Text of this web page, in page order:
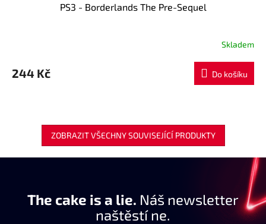
PS3 - Borderlands The Pre-Sequel
Skladem
244 Kč Do košíku
ZOBRAZIT VŠECHNY SOUVISEJÍCÍ PRODUKTY
The cake is a lie. Náš newsletter
naštěstí ne.